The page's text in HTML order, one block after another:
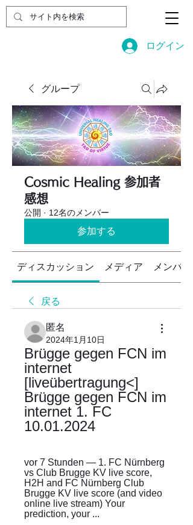
ログイン
グループ
Cosmic Healing 参加者
感想
公開 · 12名のメンバー
参加する
ディスカッション メディア メンバー
戻る
匿名
2024年1月10日
Brügge gegen FCN im
internet
[liveübertragung<]
Brügge gegen FCN im
internet 1. FC
10.01.2024
vor 7 Stunden — 1. FC Nürnberg
vs Club Brugge KV live score,
H2H and FC Nürnberg Club
Brugge KV live score (and video
online live stream) Your
prediction, your ...